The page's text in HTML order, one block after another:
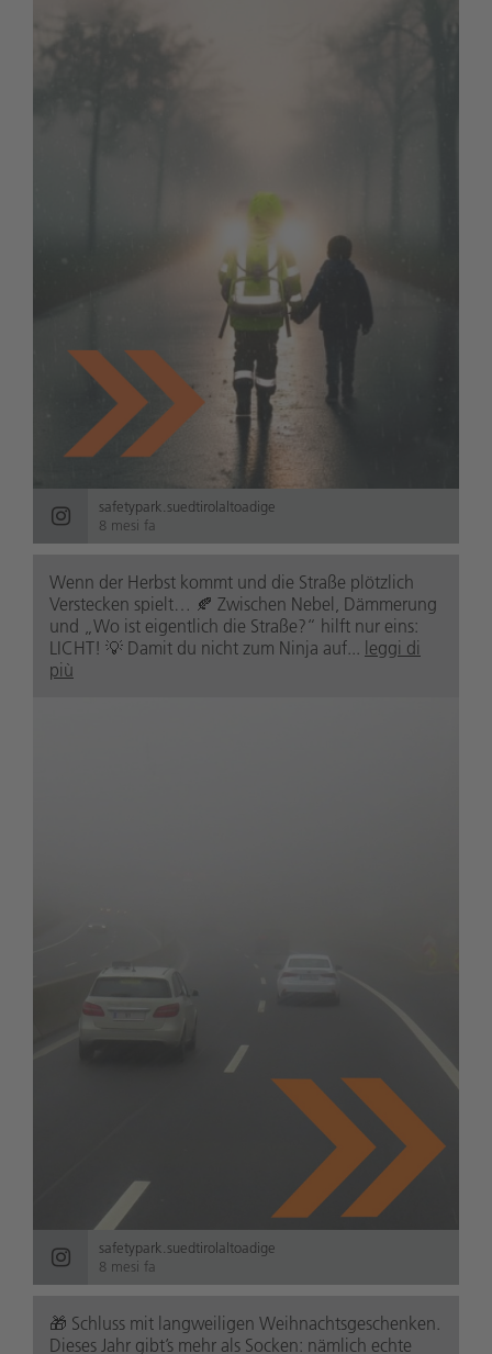
safetypark.suedtirolaltoadige
8 mesi fa
Wenn der Herbst kommt und die Straße plötzlich
Verstecken spielt… 🍂 Zwischen Nebel, Dämmerung
und „Wo ist eigentlich die Straße?“ hilft nur eins:
LICHT! 💡 Damit du nicht zum Ninja auf... leggi di
più
safetypark.suedtirolaltoadige
8 mesi fa
🎁 Schluss mit langweiligen Weihnachtsgeschenken.
Dieses Jahr gibt’s mehr als Socken: nämlich echte